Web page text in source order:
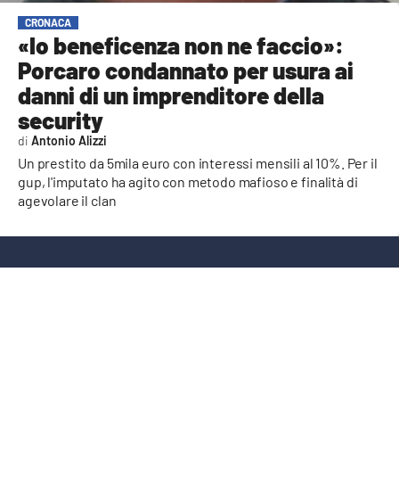
LAC ONAIR
LaC
Network
LACPLAY.IT
LACTV.IT
LACONAIR.IT
LACITYMAG.IT
CRONACA
«Io beneficenza non ne faccio»:
Porcaro condannato per usura ai
danni di un imprenditore della
security
Un prestito da 5mila euro con interessi mensili al 10%. Per il
gup, l'imputato ha agito con metodo mafioso e finalità di
agevolare il clan
Antonio Alizzi